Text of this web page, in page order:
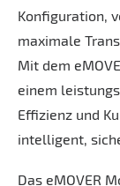
Konfiguration,
maximale
Mit dem
einem
Effizienz und
intelligent,
Das eMOVER